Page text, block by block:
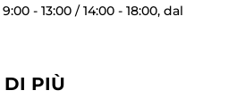
9:00 - 13:00 / 14:00 - 18:00, dal
DI PIÙ